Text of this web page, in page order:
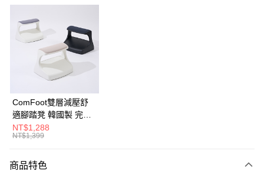
3 期 0 利率 每期NT$1,093
合作金庫商業銀行
華南商業銀行
上海商業儲蓄銀行
臺灣中小企業銀行
匯豐（台灣）商業銀行
聯邦商業銀行
元大商業銀行
台灣樂天信用卡公司
6 期 0 利率 每期 NT$546
合作金庫商業銀行
華南商業銀行
國泰世華商業銀行
臺灣中小企業銀行
匯豐（台灣）商業銀行
聯邦商業銀行
玉山商業銀行
LINE Pay
街口支付
悠遊付
ComFoot雙層減壓舒
適腳踏凳 韓國製 完美
主義【G0222】
NT$1,288
NT$1,399
商品特色